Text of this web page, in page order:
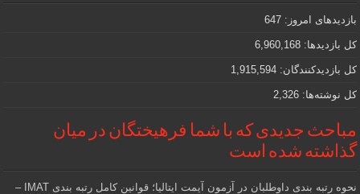
که
دنبالش
هستید
بازدیدهای امروز: 647
کل بازدیدها: 6,960,168
کل بازدیدکنند‌گان: 1,915,594
کل نوشته‌ها: 2,326
مباحث جدیدی که با شما فرهیختگان در میان
گذاشته شده است
نحوه رتبه بندی داوطلبان در آزمون آیمت ایتالیا؛ قوانین کامل رتبه بندی IMAT –